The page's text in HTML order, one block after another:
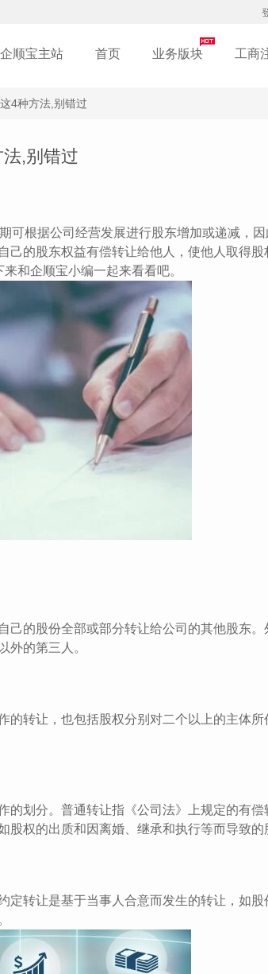
企顺宝主站 首页 业务版块 工商
4种方法,别错过
,别错过
根据公司经营发展进行股东增加或递减，因
己的股东权益有偿转让给他人，使他人取得股
和企顺宝小编一起来看看吧。
的股份全部或部分转让给公司的其他股东。
外的第三人。
转让，也包括股权分别对二个以上的主体所
划分。普通转让指《公司法》上规定的有偿
权的出质和因离婚、继承和执行等而导致的
转让是基于当事人合意而发生的转让，如股